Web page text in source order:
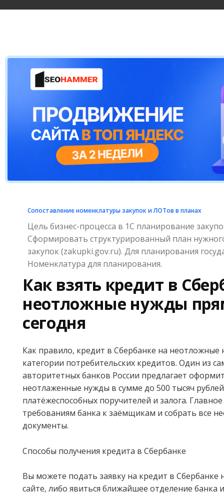
Сопоставление номенклатуры закупок и ЛОТов в планах
Цель бизнес-процесса в 1С планирование
Сформировать структурированный план
закупок (zakupki.gov.ru). Для планирования
Номенклатура для планирования.
Как взять кредит в
неотложные нужды
сегодня
Как правило, кредит в Сбербанке на неотложные
категории потребительских кредитов. Один из
авторитетных банков России предлагает
неотлаженные нужды в сумме до 500 тысяч
платёжеспособных поручителей и залога.
требованиям банка к заёмщикам и собрать все
документы.
Способы получения кредита в Сбербанке
Вы можете подать заявку на кредит в
сайте, либо явиться ближайшее отделение банка